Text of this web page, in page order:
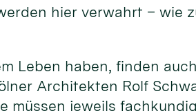
hier verwahrt – wie
Leben haben, finden
Architekten Rolf
jeweils